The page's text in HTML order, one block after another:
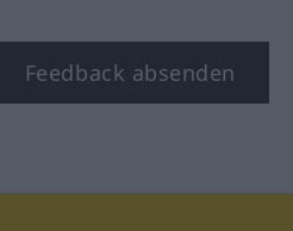
Feedback absenden